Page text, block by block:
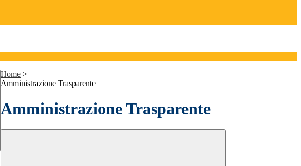
Home >
Amministrazione Trasparente
Amministrazione Trasparente